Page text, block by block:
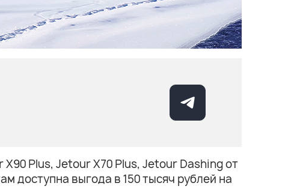
Plus, Jetour X70 Plus, Jetour Dashing от
выгода в 150 тысяч рублей на